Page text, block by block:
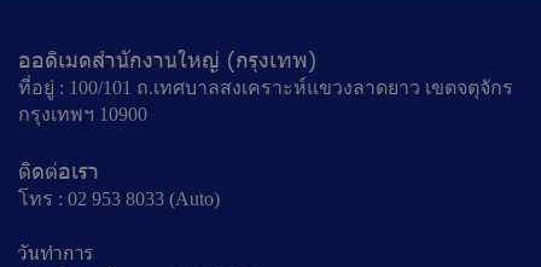
ออดิเมดสำนักงานใหญ่ (กรุงเทพ)
ที่อยู่ : 100/101 ถ.เทศบาลสงเคราะห์แขวงลาดยาว เขตจตุจักร
กรุงเทพฯ 10900
ติดต่อเรา
โทร : 02 953 8033 (Auto)
วันทำการ